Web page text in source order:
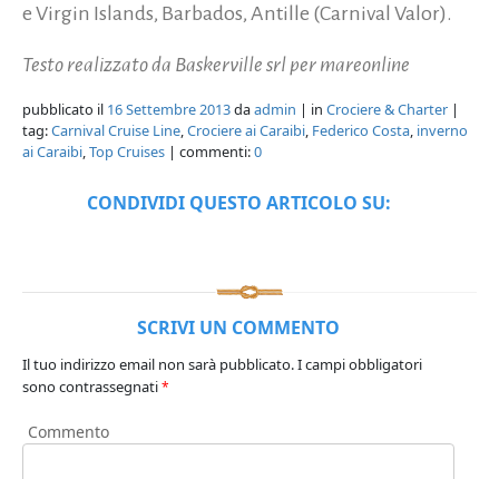
e Virgin Islands, Barbados, Antille (Carnival Valor).
Testo realizzato da Baskerville srl per mareonline
pubblicato il 16 Settembre 2013daadmin | in Crociere & Charter |
tag:Carnival Cruise Line Crociere ai Caraibi Federico Costa inverno
ai Caraibi Top Cruises | commenti:0
CONDIVIDI QUESTO ARTICOLO SU:
SCRIVI UN COMMENTO
Il tuo indirizzo email non sarà pubblicato.I campi obbligatori
sono contrassegnati*
Commento